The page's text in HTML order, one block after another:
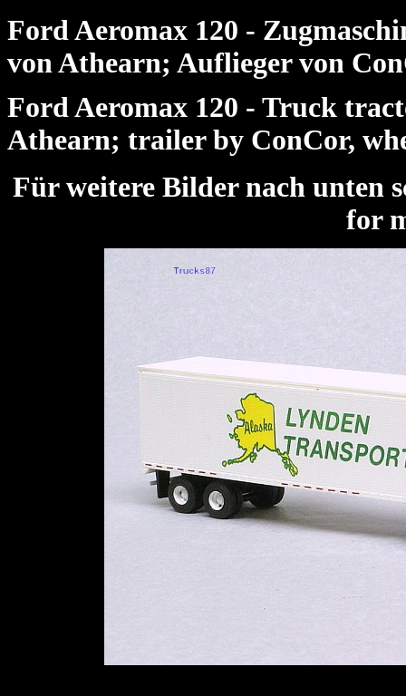
Ford Aeromax 120 -
von Athearn; Auflieger von
Ford Aeromax 120 - Truck
Athearn; trailer by ConCor,
Für weitere Bilder nach
for